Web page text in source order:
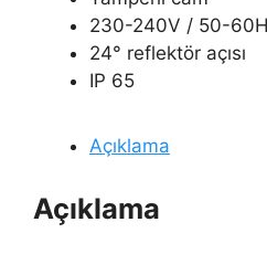
230-240V / 50-
24° reflektör açısı
IP 65
Açıklama
Açıklama